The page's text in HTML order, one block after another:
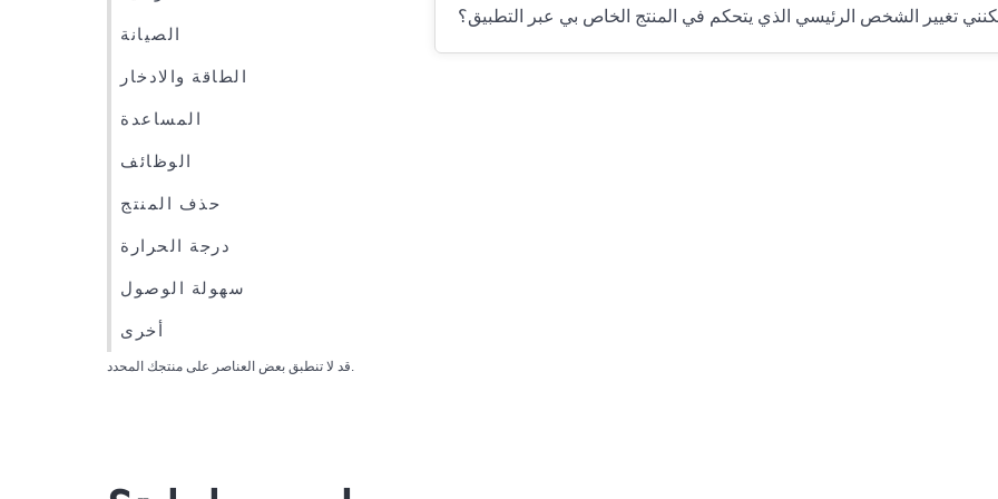
الصيانة
الطاقة والادخار
المساعدة
الوظائف
حذف المنتج
درجة الحرارة
سهولة الوصول
أخرى
تغيير الشخص الرئيسي الذي يتحكم في المنتج الخاص بي عبر التطبيق؟